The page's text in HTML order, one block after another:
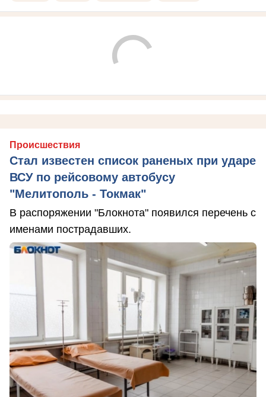
Происшествия
Стал известен список раненых при ударе
ВСУ по рейсовому автобусу
"Мелитополь - Токмак"
В распоряжении "Блокнота" появился перечень с
именами пострадавших.